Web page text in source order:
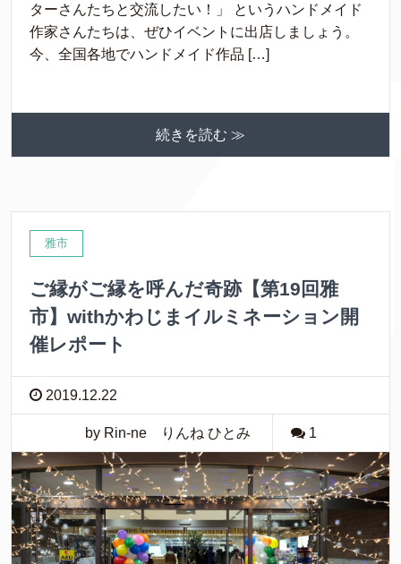
ターさんたちと交流したい！」 というハンドメイド
作家さんたちは、ぜひイベントに出店しましょう。
今、全国各地でハンドメイド作品 […]
続きを読む ≫
雅市
ご縁がご縁を呼んだ奇跡【第19回雅
市】withかわじまイルミネーション開
催レポート
2019.12.22
by Rin-ne りんね ひとみ 1